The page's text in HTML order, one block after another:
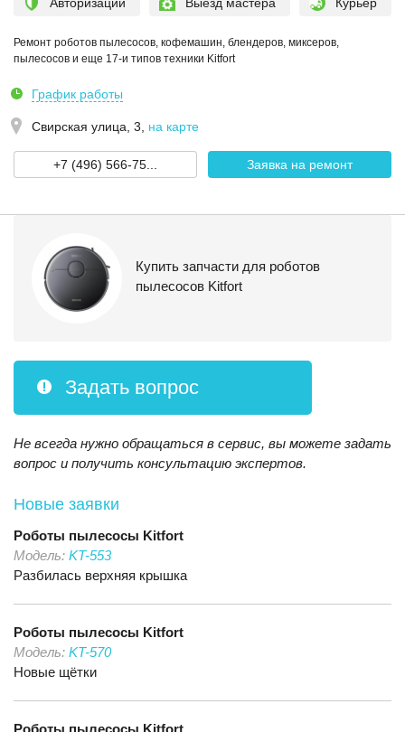
Ремонт роботов пылесосов, кофемашин, блендеров, миксеров,
пылесосов и еще 17-и типов техники Kitfort
График работы
Свирская улица, 3 на карте
+7 (496) 566-75... Заявка на ремонт
Купить запчасти для роботов
пылесосов Kitfort
Задать вопрос
Не всегда нужно обращаться в сервис, вы можете задать
вопрос и получить консультацию экспертов.
Новые заявки
Роботы пылесосы Kitfort
Модель: KT-553
Разбилась верхняя крышка
Роботы пылесосы Kitfort
Модель: KT-570
Новые щётки
Роботы пылесосы Kitfort